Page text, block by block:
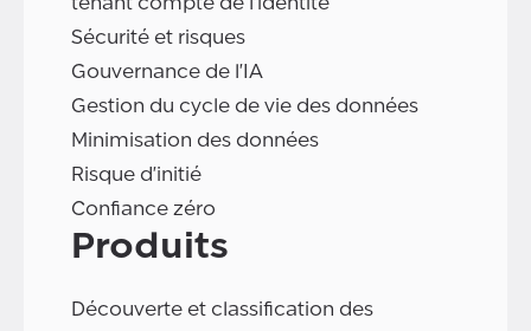
Sécurité et risques
Gouvernance de l'IA
Gestion du cycle de vie des données
Minimisation des données
Risque d'initié
Confiance zéro
Produits
Découverte et classification des